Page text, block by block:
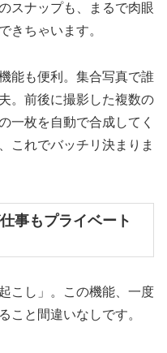
スナップも、まるで肉眼
きちゃいます。
能も便利。集合写真で誰
。前後に撮影した複数の
一枚を自動で合成してく
これでバッチリ決まりま
事もプライベート
こし」。この機能、一度
こと間違いなしです。